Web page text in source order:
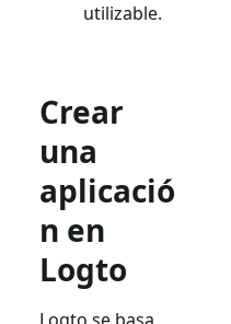
utilizable.
Crear
una
aplicació
n en
Logto